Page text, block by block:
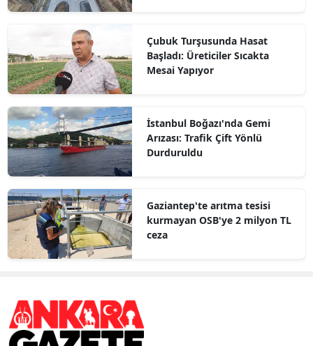
Çubuk Turşusunda Hasat
Başladı: Üreticiler Sıcakta
Mesai Yapıyor
İstanbul Boğazı'nda Gemi
Arızası: Trafik Çift Yönlü
Durduruldu
Gaziantep'te arıtma tesisi
kurmayan OSB'ye 2 milyon TL
ceza